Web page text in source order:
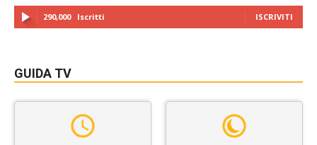
290,000 Iscritti ISCRIVITI
GUIDA TV